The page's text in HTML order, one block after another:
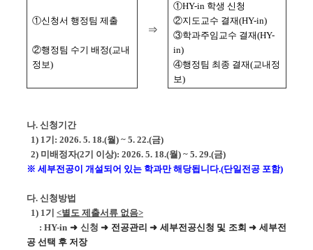
⇒
①신청서 행정팀 제출
②행정팀 수기 배정(교내
정보)
①HY-in 학생 신청
②지도교수 결재(HY-in)
③학과주임교수 결재(HY-
in)
④행정팀 최종 결재(교내정
보)
나. 신청기간
1) 1기: 2026. 5. 18.(월) ~ 5. 22.(금)
2) 미배정자(2기 이상): 2026. 5. 18.(월) ~ 5. 29.(금)
※ 세부전공이 개설되어 있는 학과만 해당됩니다.(단일전공 포함)
다. 신청방법
1) 1기 <별도 제출서류 없음>
:HY-in ➜ 신청➜ 전공관리 ➜ 세부전공신청 및 조회 ➜ 세부전
공 선택 후 저장